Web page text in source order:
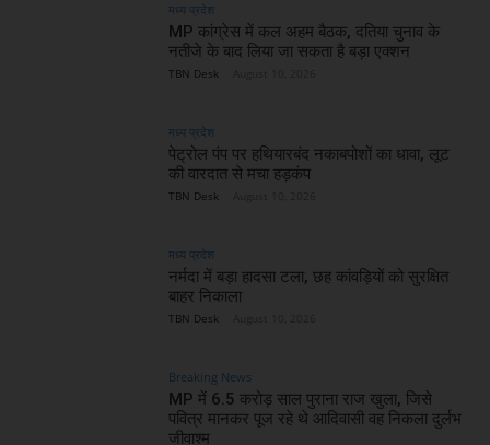
मध्य प्रदेश
MP कांग्रेस में कल अहम बैठक, दतिया चुनाव के
नतीजे के बाद लिया जा सकता है बड़ा एक्शन
TBN Desk
मध्य प्रदेश
पेट्रोल पंप पर हथियारबंद नकाबपोशों का धावा, लूट
की वारदात से मचा हड़कंप
TBN Desk
मध्य प्रदेश
नर्मदा में बड़ा हादसा टला, छह कांवड़ियों को सुरक्षित
बाहर निकाला
TBN Desk
Breaking News
MP में 6.5 करोड़ साल पुराना राज खुला, जिसे
पवित्र मानकर पूज रहे थे आदिवासी वह निकला दुर्लभ
जीवाश्म